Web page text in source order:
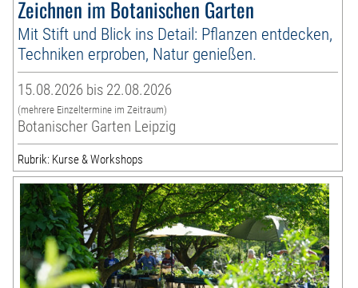
Zeichnen im Botanischen Garten
Mit Stift und Blick ins Detail: Pflanzen entdecken,
Techniken erproben, Natur genießen.
15.08.2026 bis 22.08.2026
(mehrere Einzeltermine im Zeitraum)
Botanischer Garten Leipzig
Rubrik: Kurse & Workshops